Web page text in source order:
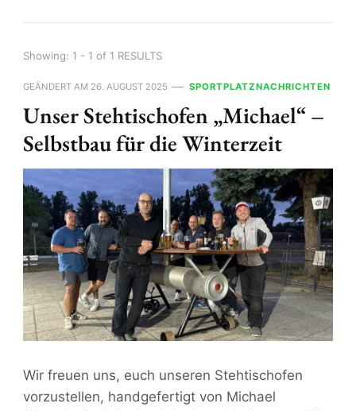
Showing: 1 - 1 of 1 RESULTS
GEÄNDERT AM 26. AUGUST 2025 SPORTPLATZNACHRICHTEN
Unser Stehtischofen „Michael“ –
Selbstbau für die Winterzeit
Wir freuen uns, euch unseren Stehtischofen
vorzustellen, handgefertigt von Michael